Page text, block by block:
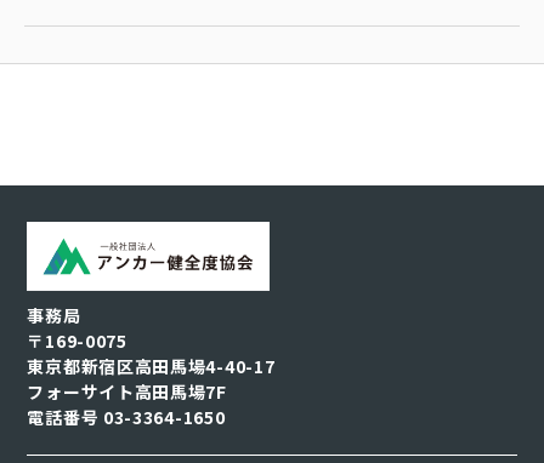
事務局
〒169-0075
東京都新宿区高田馬場4-40-17
フォーサイト高田馬場7F
電話番号 03-3364-1650